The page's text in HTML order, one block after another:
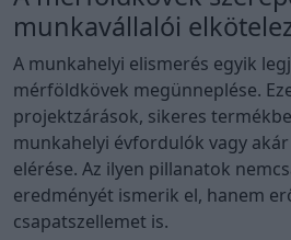
munkavállalói
A munkahelyi elismerés egyik
mérföldkövek megünneplése.
projektzárások, sikeres
munkahelyi évfordulók vagy
elérése. Az ilyen pillanatok
eredményét ismerik el, hanem
csapatszellemet is.